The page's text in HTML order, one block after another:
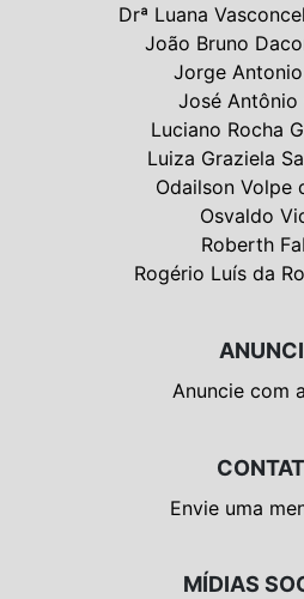
Drª Luana
João Bruno
Jorge
José Antônio
Luciano Rocha
Luiza Graziela
Odailson Volpe
Osvaldo
Roberth
Rogério Luís da
Anuncie com
Envie uma
MÍDIAS